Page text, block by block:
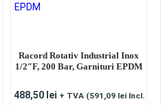
Racord Rotativ Industrial Inox
1/2″F, 200 Bar, Garnituri EPDM
488,50 lei + TVA (591,09 leiIncl.